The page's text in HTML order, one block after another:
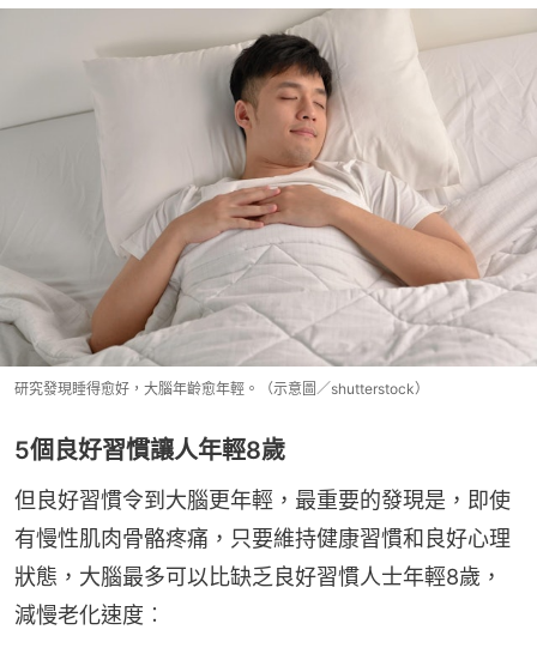
研究發現睡得愈好，大腦年齡愈年輕。（示意圖／shutterstock）
5個良好習慣讓人年輕8歲
但良好習慣令到大腦更年輕，最重要的發現是，即使
有慢性肌肉骨骼疼痛，只要維持健康習慣和良好心理
狀態，大腦最多可以比缺乏良好習慣人士年輕8歲，
減慢老化速度︰